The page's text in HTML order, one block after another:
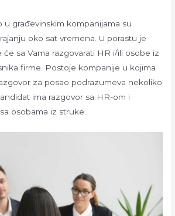
u građevinskim kompanijama su
oko sat vremena. U porastu je
sa Vama razgovarati HR i/ili osobe iz
firme. Postoje kompanije u kojima
za posao podrazumeva nekoliko
ima razgovor sa HR-om i
osobama iz struke.